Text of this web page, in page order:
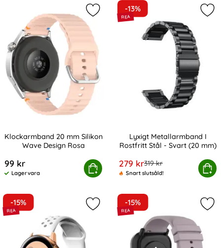
Klockarmband 20 mm Silikon
Wave Design Rosa
99 kr
Tillgänglighet:
Lagervara
Köp
20 mm Silikon Wave Design Rosa
Markera klockarmband 20 mm
-13%
Lyxigt Metallarmband I
Rostfritt Stål - Svart (20 mm)
rea pris
279 krtidigare pris
319 kr
Snart slutsåld!
Köp
Lyxigt Metallarmband I
-15%
Markera träningsarmband I Ihåligt
-15%